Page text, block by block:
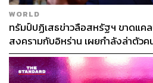
WORLD
ทรัมป์ปฏิเสธข่าวลือสหรัฐฯ ขาดแคล
สงครามกับอิหร่าน เผยกำลังล่าตัว